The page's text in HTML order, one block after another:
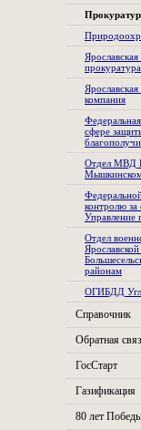
прокуратура
Ярославская
компания
сфере
Отдел МВД
контролю за
Управление
Отдел
районам
ОГИБДД
Справочник
Обратная
ГосСтарт
Газификация
80 лет